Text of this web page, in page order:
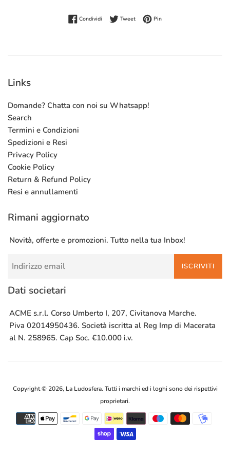
Condividi Condividi su Facebook
TweetTwitta su Twitter
PinPinna su Pinterest
Links
Domande? Chatta con noi su Whatsapp!
Search
Termini e Condizioni
Spedizioni e Resi
Privacy Policy
Cookie Policy
Return & Refund Policy
Resi e annullamenti
Rimani aggiornato
Novità, offerte e promozioni. Tutto nella tua Inbox!
ISCRIVITI
Dati societari
ACME s.r.l. Corso Umberto I, 207, Civitanova Marche.
Piva 02014950436. Società iscritta al Reg Imp di Macerata
al N. 258965. Cap Soc. €10.000 i.v.
Copyright © 2026, La Ludosfera. Tutti i marchi ed i loghi sono dei rispettivi
proprietari.
Modalità
di
pagamento